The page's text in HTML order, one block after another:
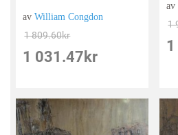
avWilliam Congdon
1 809.60kr
1 031.47 kr
av
1